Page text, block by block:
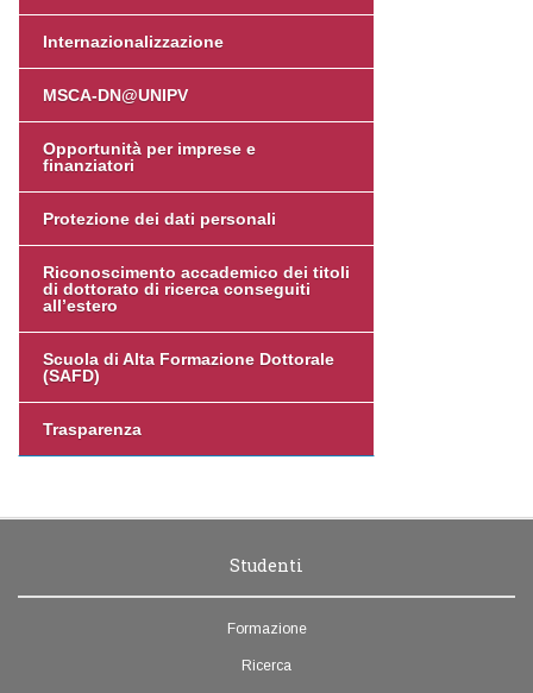
Internazionalizzazione
MSCA-DN@UNIPV
Opportunità per imprese e
finanziatori
Protezione dei dati personali
Riconoscimento accademico dei titoli
di dottorato di ricerca conseguiti
all’estero
Scuola di Alta Formazione Dottorale
(SAFD)
Trasparenza
Studenti
Formazione
Ricerca